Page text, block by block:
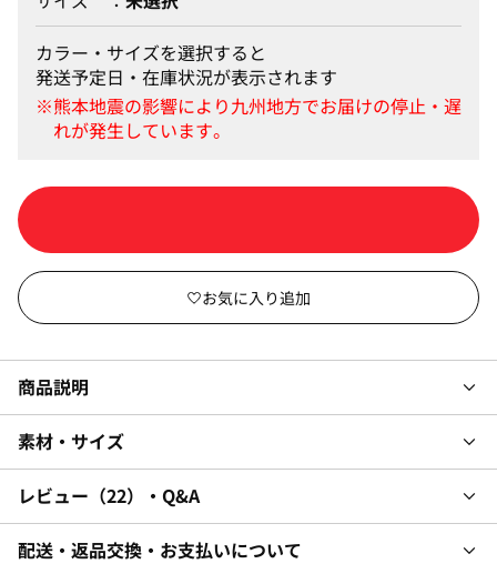
カラー・サイズを選択すると
発送予定日・在庫状況が表示されます
商品説明
素材・サイズ
レビュー 22 ・Q&A
配送・返品交換・お支払いについて